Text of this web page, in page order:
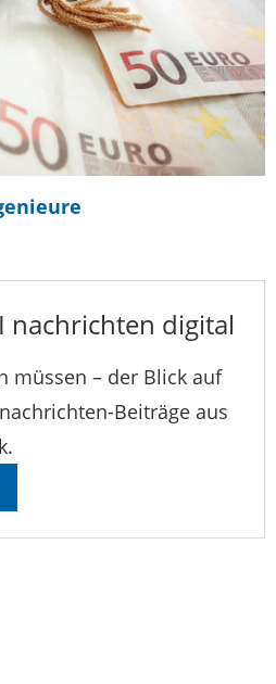
nachrichten digital
müssen – der Blick auf
Beiträge aus